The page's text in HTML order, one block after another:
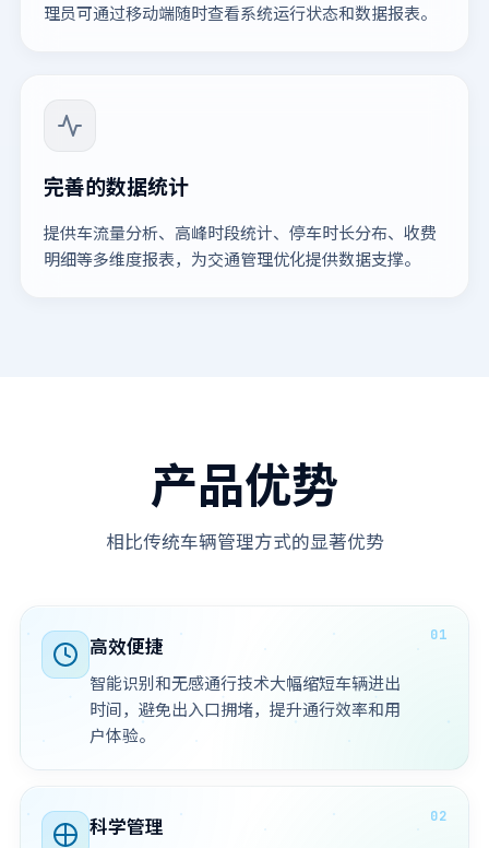
理员可通过移动端随时查看系统运行状态和数据报表。
完善的数据统计
提供车流量分析、高峰时段统计、停车时长分布、收费
明细等多维度报表，为交通管理优化提供数据支撑。
产品优势
相比传统车辆管理方式的显著优势
高效便捷
智能识别和无感通行技术大幅缩短车辆进出
时间，避免出入口拥堵，提升通行效率和用
户体验。
科学管理